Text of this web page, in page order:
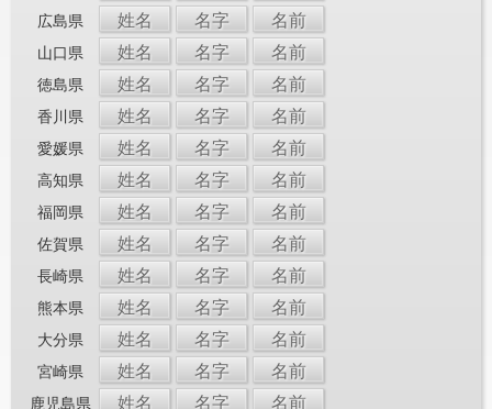
広島県 姓名 名字 名前
山口県 姓名 名字 名前
徳島県 姓名 名字 名前
香川県 姓名 名字 名前
愛媛県 姓名 名字 名前
高知県 姓名 名字 名前
福岡県 姓名 名字 名前
佐賀県 姓名 名字 名前
長崎県 姓名 名字 名前
熊本県 姓名 名字 名前
大分県 姓名 名字 名前
宮崎県 姓名 名字 名前
鹿児島県 姓名 名字 名前